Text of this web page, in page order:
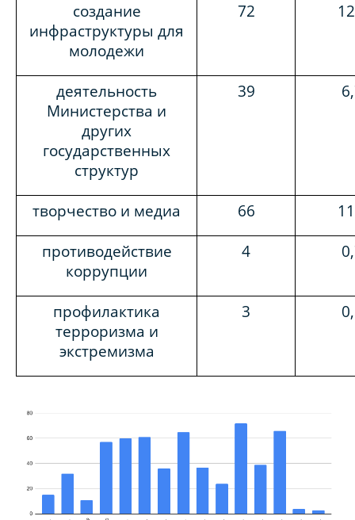
создание
инфраструктуры для
молодежи
72
деятельность
Министерства и
других
государственных
структур
39
творчество и медиа 66
противодействие
коррупции
4
профилактика
терроризма и
экстремизма
3